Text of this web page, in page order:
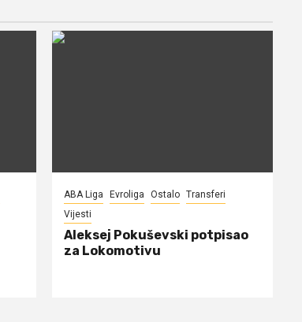
ABA Liga Evroliga Ostalo Transferi
Vijesti
Aleksej Pokuševski potpisao
za Lokomotivu